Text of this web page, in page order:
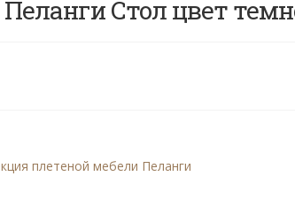
Пеланги Стол цвет
плетеной мебели Пеланги